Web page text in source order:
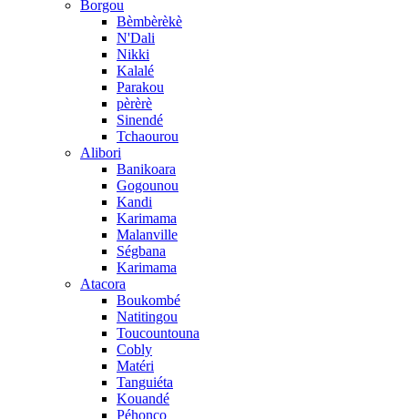
Borgou
Bèmbèrèkè
N'Dali
Nikki
Kalalé
Parakou
pèrèrè
Sinendé
Tchaourou
Alibori
Banikoara
Gogounou
Kandi
Karimama
Malanville
Ségbana
Karimama
Atacora
Boukombé
Natitingou
Toucountouna
Cobly
Matéri
Tanguiéta
Kouandé
Péhonco